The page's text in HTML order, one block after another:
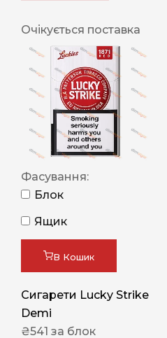
Очікується поставка
Фасування:
Блок
Ящик
В Кошик
Сигарети Lucky Strike
Demi
₴541 за блок